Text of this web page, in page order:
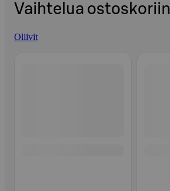
Vaihtelua ostoskoriin
Oliivit